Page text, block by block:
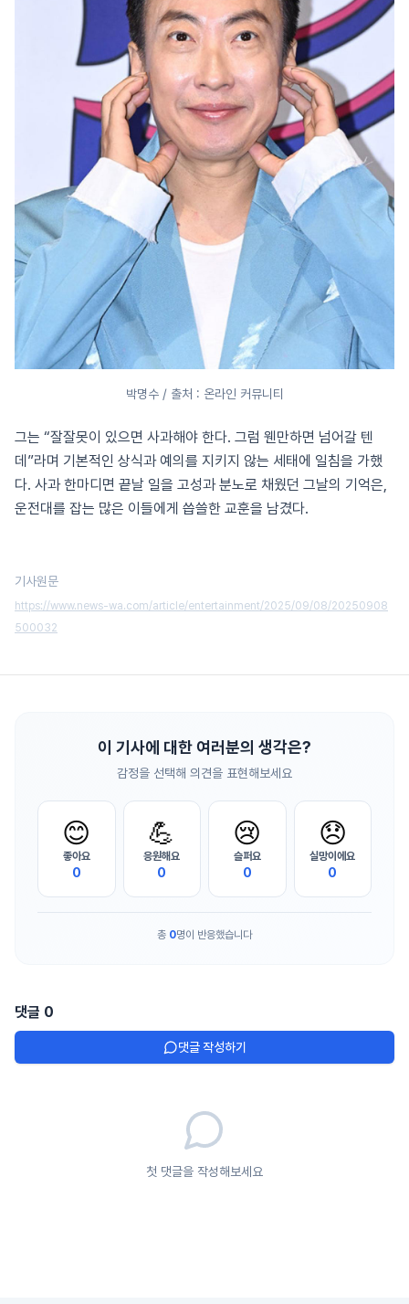
박명수 / 출처 : 온라인 커뮤니티
그는 “잘잘못이 있으면 사과해야 한다. 그럼 웬만하면 넘어갈 텐
데”라며 기본적인 상식과 예의를 지키지 않는 세태에 일침을 가했
다. 사과 한마디면 끝날 일을 고성과 분노로 채웠던 그날의 기억은,
운전대를 잡는 많은 이들에게 씁쓸한 교훈을 남겼다.
기사원문
https://www.news-wa.com/article/entertainment/2025/09/08/20250908
500032
이 기사에 대한 여러분의 생각은?
감정을 선택해 의견을 표현해보세요
😊
좋아요
0
💪
응원해요
0
😢
슬퍼요
0
😞
실망이에요
0
총 0명이 반응했습니다
댓글 0
댓글 작성하기
첫 댓글을 작성해보세요